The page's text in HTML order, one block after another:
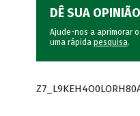
DÊ SUA OPINIÃO
Ajude-nos a aprimorar
uma rápida pesquisa.